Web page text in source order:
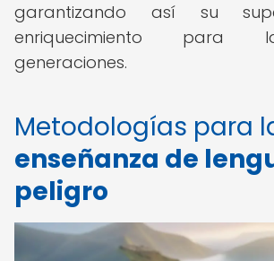
garantizando así su
enriquecimiento para
generaciones.
Metodologías para
enseñanza de
peligro